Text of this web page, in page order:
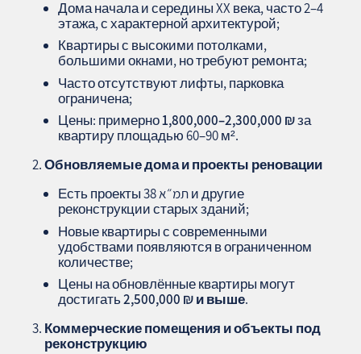
Дома начала и середины XX века, часто 2–4
этажа, с характерной архитектурой;
Квартиры с высокими потолками,
большими окнами, но требуют ремонта;
Часто отсутствуют лифты, парковка
ограничена;
Цены: примерно1,800,000–2,300,000 ₪за
квартиру площадью 60–90 м².
Обновляемые дома и проекты реновации
Есть проекты תמ״א 38 и другие
реконструкции старых зданий;
Новые квартиры с современными
удобствами появляются в ограниченном
количестве;
Цены на обновлённые квартиры могут
достигать2,500,000 ₪и выше.
Коммерческие помещения и объекты под
реконструкцию